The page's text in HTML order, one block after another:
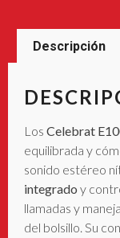
Descripción
Los Celebrat
equilibrada y
sonido estéreo
integrado y
llamadas y
del bolsillo. Su